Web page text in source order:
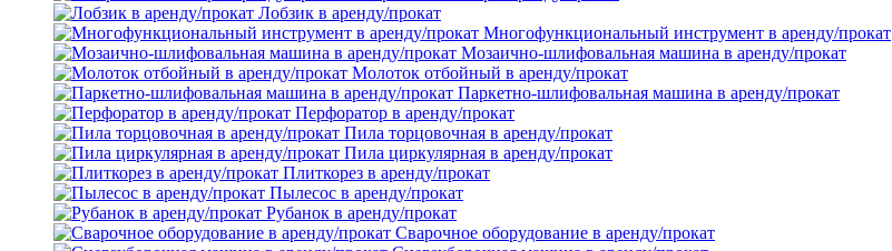
Лобзик в аренду/прокат
Многофункциональный инструмент в аренду/прокат
Мозаично-шлифовальная машина в аренду/прокат
Молоток отбойный в аренду/прокат
Паркетно-шлифовальная машина в аренду/прокат
Перфоратор в аренду/прокат
Пила торцовочная в аренду/прокат
Пила циркулярная в аренду/прокат
Плиткорез в аренду/прокат
Пылесос в аренду/прокат
Рубанок в аренду/прокат
Сварочное оборудование в аренду/прокат